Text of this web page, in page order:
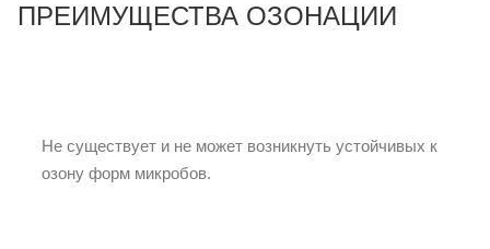
ПРЕИМУЩЕСТВА ОЗОНАЦИИ
Не существует и не может возникнуть устойчивых к
озону форм микробов.